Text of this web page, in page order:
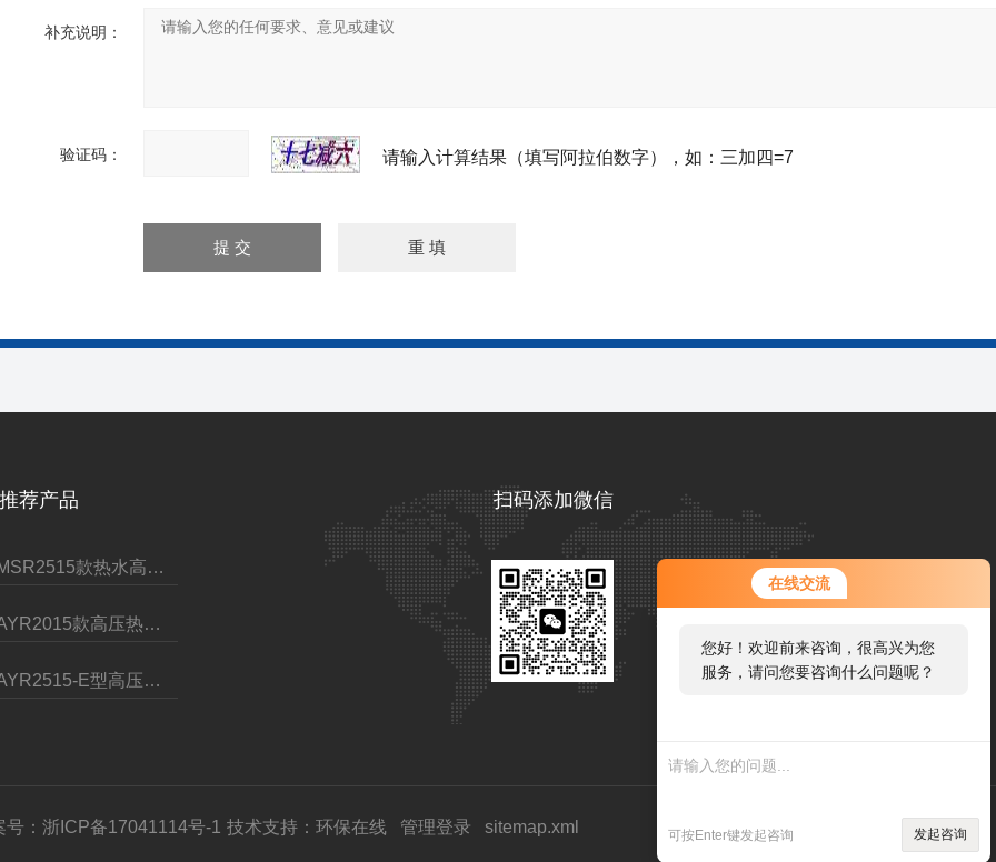
在线交流
您好！欢迎前来咨询，很高兴为您
服务，请问您要咨询什么问题呢？
您好，看您停留很久了，是否找到
了需求产品，您可以直接在线与我
可按Enter键发起咨询 发起咨询
补充说明：
验证码： 请输入计算结果（填写阿拉伯数字），如：三加四=7
荐产品
GMSR2515款热水高压清洗机
CAYR2015款高压热水清洗机
CAYR2515-E型高压热水清洗机
扫码添加微信
号：浙ICP备17041114号-1 技术支持： 环保在线 管理登录 sitemap.xml